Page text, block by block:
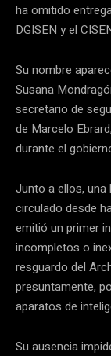
ha omitido
DGISEN y el
Su nombre
Susana
secretario de
de Marcelo
durante el
Junto a ellos, una
circulado desde
emitió un primer
incompletos o
resguardo del
presuntamente,
aparatos de
Su ausencia